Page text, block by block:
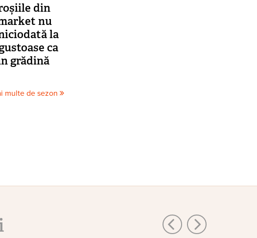
din
nu
la
ca
grădină
multe de sezon